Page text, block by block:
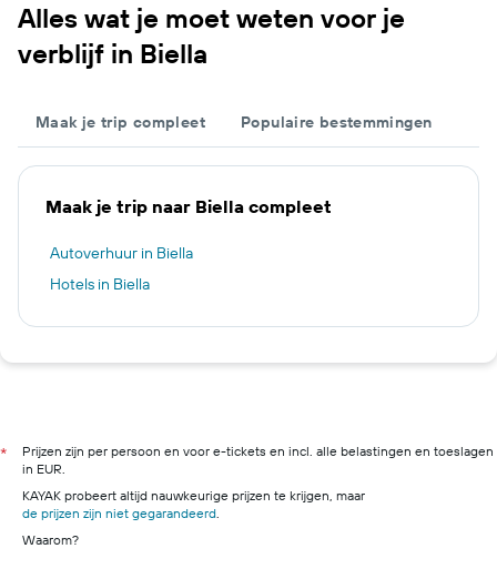
Alles wat je moet weten voor je
verblijf in Biella
Maak je trip compleet Populaire bestemmingen
Maak je trip naar Biella compleet
Autoverhuur in Biella
Hotels in Biella
*
Prijzen zijn per persoon en voor e-tickets en incl. alle belastingen en toeslagen
in EUR.
KAYAK probeert altijd nauwkeurige prijzen te krijgen, maar
de prijzen zijn niet gegarandeerd.
Waarom?